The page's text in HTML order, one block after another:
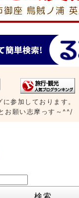
参加しております。
お願い志摩っす～^^/